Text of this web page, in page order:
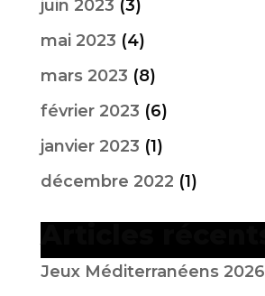
juin 2023 (3)
mai 2023 (4)
mars 2023 (8)
février 2023 (6)
janvier 2023 (1)
décembre 2022 (1)
Articles récents
Jeux Méditerranéens 2026